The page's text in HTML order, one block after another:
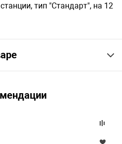
тип "Стандарт", на 12